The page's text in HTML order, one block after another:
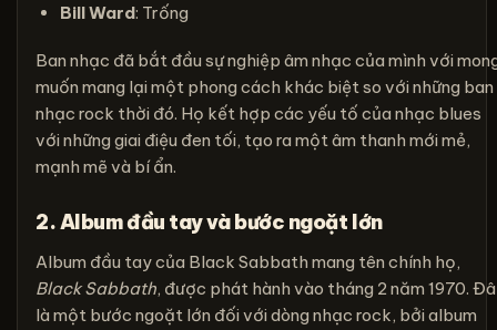
Bill Ward: Trống
Ban nhạc đã bắt đầu sự nghiệp âm nhạc của mình với
muốn mang lại một phong cách khác biệt so với những ban
nhạc rock thời đó. Họ kết hợp các yếu tố của nhạc blues
với những giai điệu đen tối, tạo ra một âm thanh mới mẻ,
mạnh mẽ và bí ẩn.
2. Album đầu tay và bước ngoặt lớn
Album đầu tay của Black Sabbath mang tên chính họ,
Black Sabbath, được phát hành vào tháng 2 năm 1970.
là một bước ngoặt lớn đối với dòng nhạc rock, bởi album